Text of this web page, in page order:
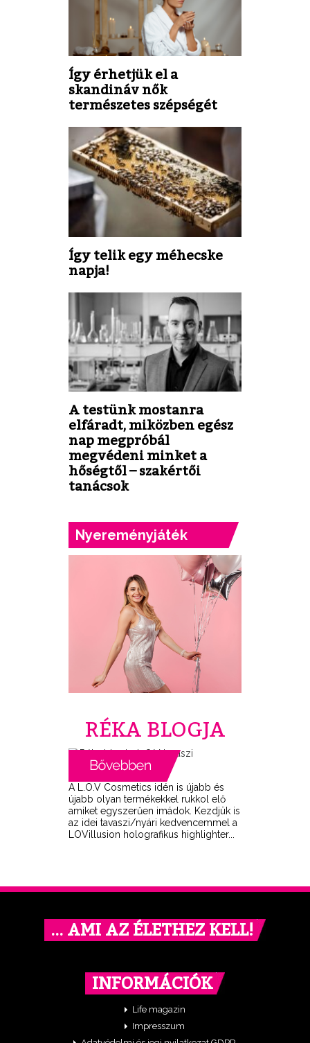
Így érhetjük el a
skandináv nők
természetes szépségét
Így telik egy méhecske
napja!
A testünk mostanra
elfáradt, miközben egész
nap megpróbál
megvédeni minket a
hőségtől – szakértői
tanácsok
Nyereményjáték
RÉKA BLOGJA
A L.O.V Cosmetics idén is újabb és
újabb olyan termékekkel rukkol elő
amiket egyszerűen imádok. Kezdjük is
az idei tavaszi/nyári kedvencemmel a
LOVillusion holografikus highlighter...
… AMI AZ ÉLETHEZ KELL!
INFORMÁCIÓK
Life magazin
Impresszum